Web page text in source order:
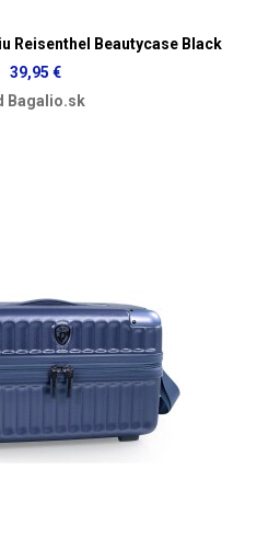
Reisenthel Beautycase Black
39,95 €
Bagalio.sk